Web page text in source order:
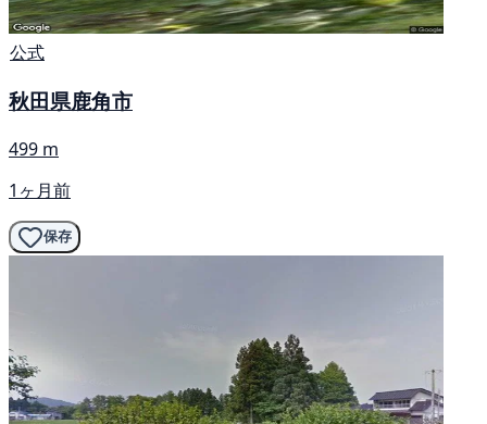
公式
秋田県鹿角市
499 m
1ヶ月前
保存